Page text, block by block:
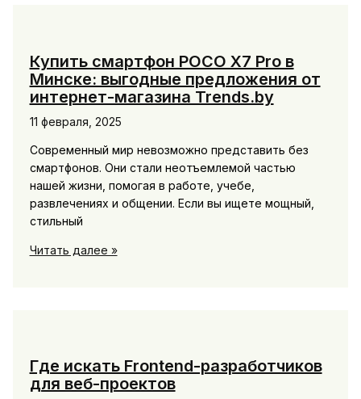
советы
по
переходу
на
ПО
Купить смартфон POCO X7 Pro в
Минске: выгодные предложения от
интернет-магазина Trends.by
11 февраля, 2025
Современный мир невозможно представить без
смартфонов. Они стали неотъемлемой частью
нашей жизни, помогая в работе, учебе,
развлечениях и общении. Если вы ищете мощный,
стильный
Купить
выгодные
предложения
Читать далее »
Где искать Frontend-разработчиков
для веб-проектов